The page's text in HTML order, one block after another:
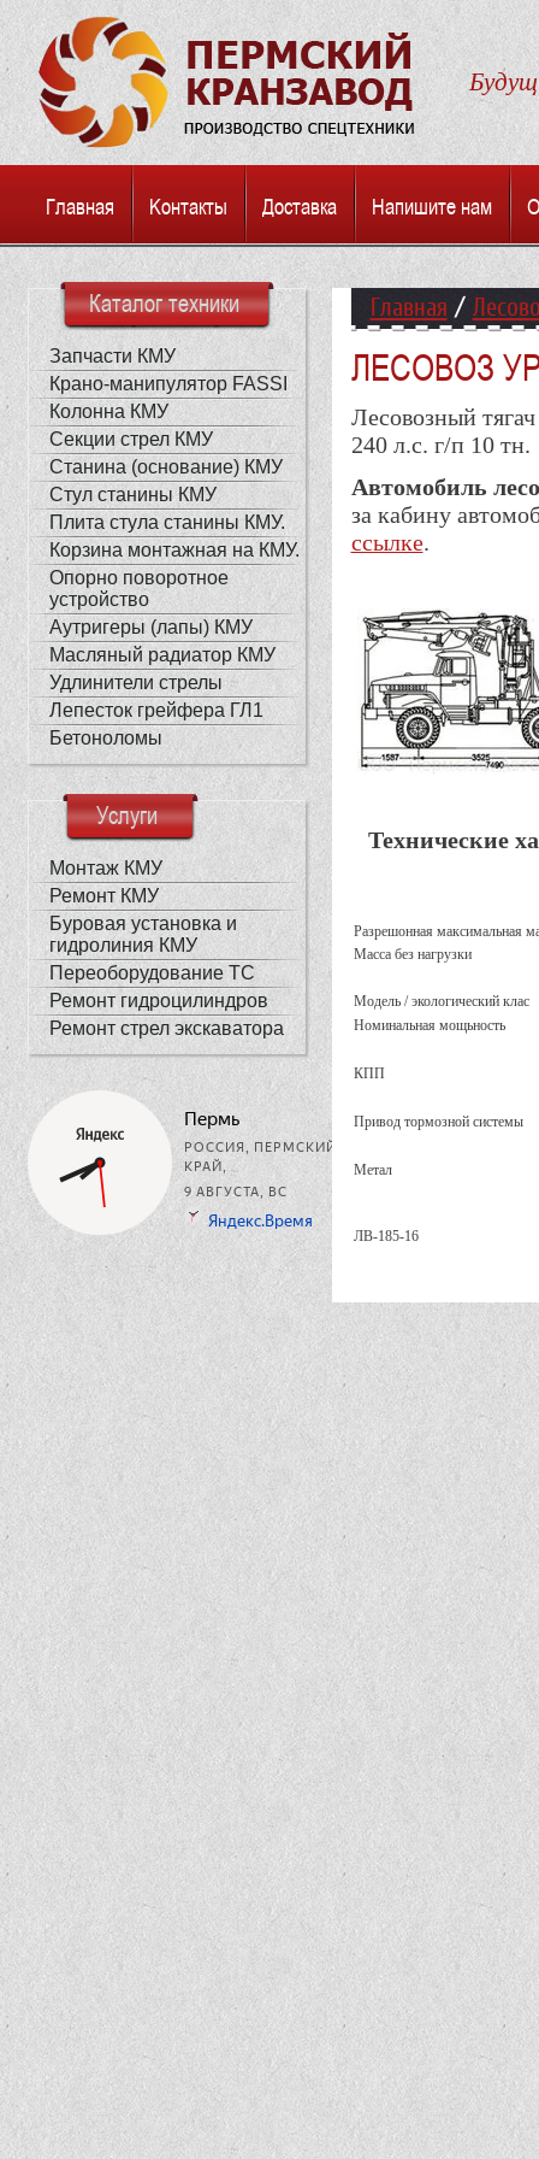
Главная Kонтакты Доставка Напишите нам
Каталог техники
Запчасти КМУ
Крано-манипулятор FASSI
Колонна КМУ
Секции стрел КМУ
Станина (основание) КМУ
Стул станины КМУ
Плита стула станины КМУ.
Корзина монтажная на КМУ.
Опорно поворотное
устройство
Аутригеры (лапы) КМУ
Масляный радиатор КМУ
Удлинители стрелы
Лепесток грейфера ГЛ1
Бетоноломы
Услуги
Монтаж КМУ
Ремонт КМУ
Буровая установка и
гидролиния КМУ
Переоборудование ТС
Ремонт гидроцилиндров
Ремонт стрел экскаватора
Главная /
ЛЕСОВОЗ
Лесовозный
240 л.с. г/п 10 тн.
Автомобиль
за кабину
ссылке.
Технические
Разрешонная максимальная
Масса без нагрузки
Модель / экологический клас
Номинальная мощьность
КПП
Привод тормозной системы
Метал
ЛВ-185-16